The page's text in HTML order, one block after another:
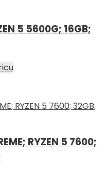
5 5600G; 16GB;
RYZEN 5 7600;